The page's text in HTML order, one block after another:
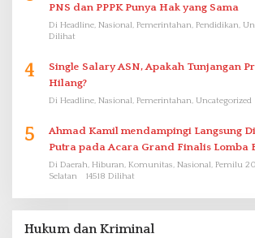
PNS dan PPPK Punya Hak yang Sama
Di Headline, Nasional, Pemerintahan, Pendidikan,
Dilihat
4
Single Salary ASN, Apakah Tunjangan
Hilang?
Di Headline, Nasional, Pemerintahan, Uncategorized
5
Ahmad Kamil mendampingi Langsung Dike Mandala
Putra pada Acara Grand Finalis Lomba
Proklamasi Mirip Bung Karno di Bali
Di Daerah, Hiburan, Komunitas, Nasional, Pemilu
Selatan
14518 Dilihat
Hukum dan Kriminal